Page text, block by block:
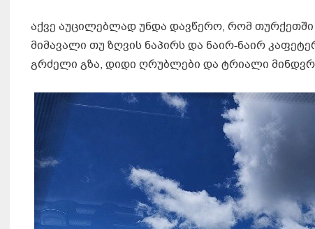
აქვე აუცილებლად უნდა დავწერო, რომ
მიმავალი თუ ზღვის ნაპირს და ნაირ-ნაირ
გრძელი გზა, დიდი ღრუბლები და ტრიალი